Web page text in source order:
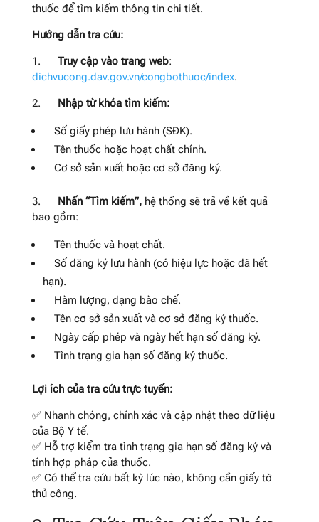
thuốc để tìm kiếm thông tin chi tiết.
Hướng dẫn tra cứu:
1. Truy cập vào trang web:
dichvucong.dav.gov.vn/congbothuoc/index.
2. Nhập từ khóa tìm kiếm:
Số giấy phép lưu hành (SĐK).
Tên thuốc hoặc hoạt chất chính.
Cơ sở sản xuất hoặc cơ sở đăng ký.
3. Nhấn “Tìm kiếm”,hệ thống sẽ trả về kết quả
bao gồm:
Tên thuốc và hoạt chất.
Số đăng ký lưu hành (có hiệu lực hoặc đã hết
hạn).
Hàm lượng, dạng bào chế.
Tên cơ sở sản xuất và cơ sở đăng ký thuốc.
Ngày cấp phép và ngày hết hạn số đăng ký.
Tình trạng gia hạn số đăng ký thuốc.
Lợi ích của tra cứu trực tuyến:
✅ Nhanh chóng, chính xác và cập nhật theo dữ liệu
của Bộ Y tế.
✅ Hỗ trợ kiểm tra tình trạng gia hạn số đăng ký và
tính hợp pháp của thuốc.
✅ Có thể tra cứu bất kỳ lúc nào, không cần giấy tờ
thủ công.